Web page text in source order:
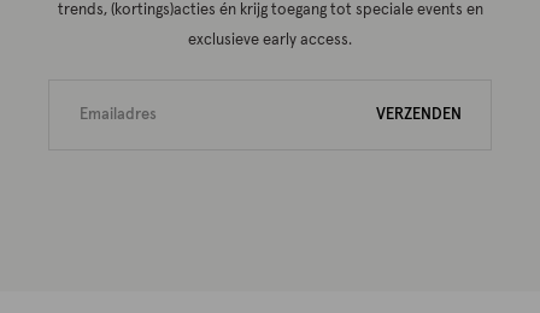
trends, (kortings)acties én krijg toegang tot speciale events en
exclusieve early access.
VERZENDEN